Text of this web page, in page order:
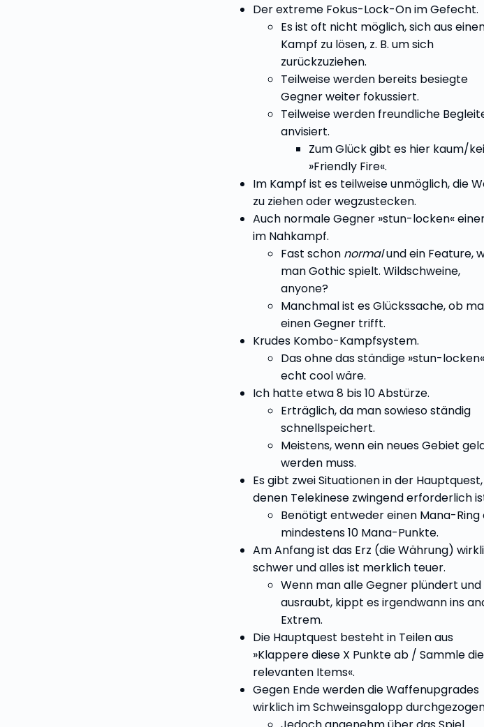
Der extreme Fokus-Lock-On im Gefecht.
Es ist oft nicht möglich, sich aus
Kampf zu lösen, z. B. um sich
zurückzuziehen.
Teilweise werden bereits besiegte
Gegner weiter fokussiert.
Teilweise werden freundliche
anvisiert.
Zum Glück gibt es hier kaum/
»Friendly Fire«.
Im Kampf ist es teilweise unmöglich, die
zu ziehen oder wegzustecken.
Auch normale Gegner »stun-locken«
im Nahkampf.
Fast schon normalund ein Feature,
man Gothic spielt. Wildschweine,
anyone?
Manchmal ist es Glückssache, ob
einen Gegner trifft.
Krudes Kombo-Kampfsystem.
Das ohne das ständige »stun-locken«
echt cool wäre.
Ich hatte etwa 8 bis 10 Abstürze.
Erträglich, da man sowieso ständig
schnellspeichert.
Meistens, wenn ein neues Gebiet
werden muss.
Es gibt zwei Situationen in der
denen Telekinese zwingend erforderlich
Benötigt entweder einen Mana-Ring
mindestens 10 Mana-Punkte.
Am Anfang ist das Erz (die Währung)
schwer und alles ist merklich teuer.
Wenn man alle Gegner plündert und
ausraubt, kippt es irgendwann ins
Extrem.
Die Hauptquest besteht in Teilen aus
»Klappere diese X Punkte ab / Sammle
relevanten Items«.
Gegen Ende werden die Waffenupgrades
wirklich im Schweinsgalopp